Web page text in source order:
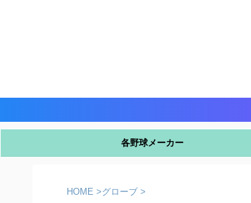
各野球メーカー
HOME >グローブ >